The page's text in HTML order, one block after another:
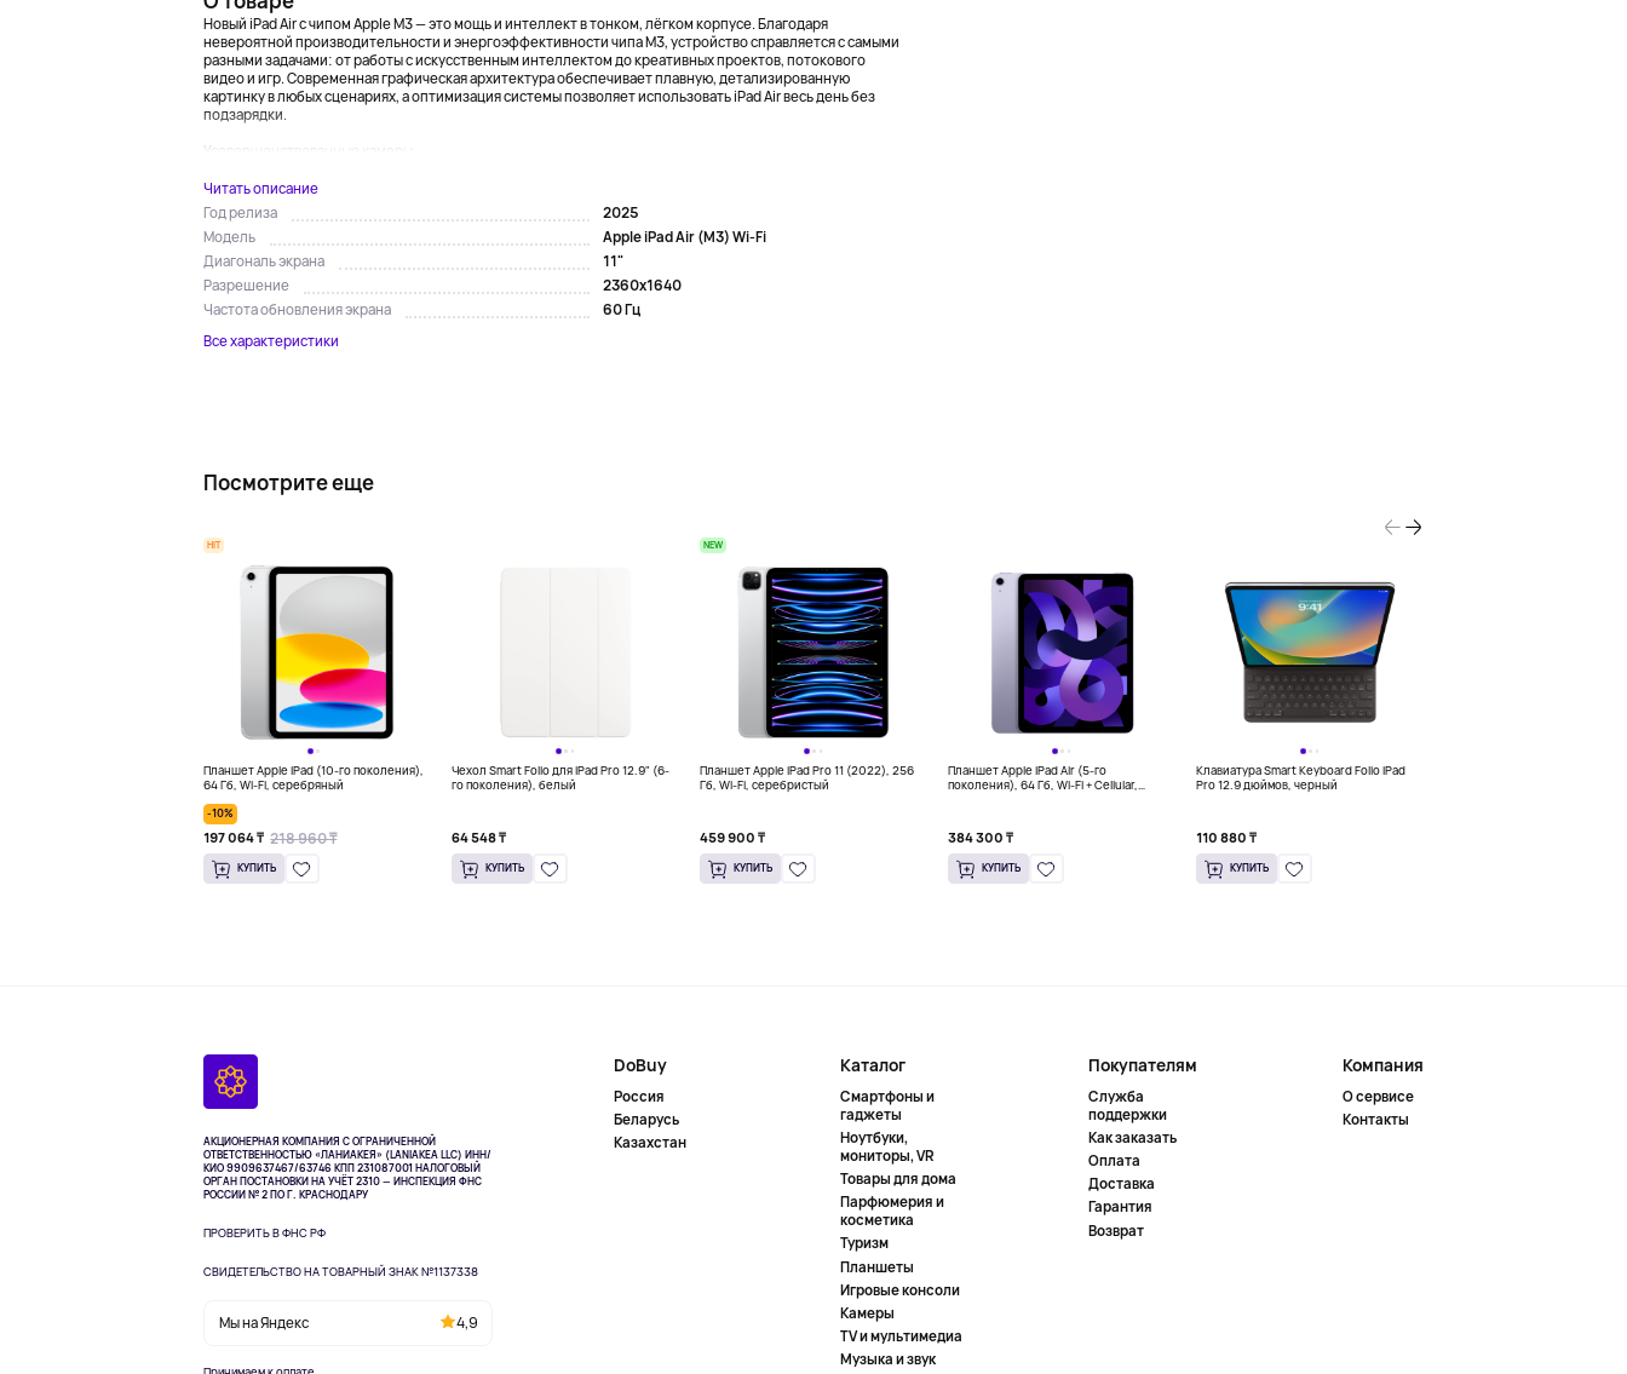
Новый iPad Air с чипом Apple M3 — это мощь и интеллект в тонком, лёгком корпусе. Благодаря
невероятной производительности и энергоэффективности чипа M3, устройство справляется с самыми
разными задачами: от работы с искусственным интеллектом до креативных проектов, потокового
видео и игр. Современная графическая архитектура обеспечивает плавную, детализированную
картинку в любых сценариях, а оптимизация системы позволяет использовать iPad Air весь день без
подзарядки.
Усовершенствованные камеры...
Читать описание
Год релиза
2025
Модель
Apple iPad Air (M3) Wi-Fi
Диагональ экрана
11"
Разрешение
2360x1640
Частота обновления экрана
60 Гц
Все характеристики
Посмотрите еще
HIT
Планшет Apple iPad (10-го поколения),
64 Гб, Wi-Fi, серебряный
-10%
197 064 ₸ 218 960 ₸
КУПИТЬ
Чехол Smart Folio для iPad Pro 12.9" (6-
го поколения), белый
64 548 ₸
КУПИТЬ
NEW
Планшет Apple iPad Pro 11 (2022), 256
Гб, Wi-Fi, серебристый
459 900 ₸
КУПИТЬ
Планшет Apple iPad Air (5-го
поколения), 64 Гб, Wi-Fi + Cellular,
384 300 ₸
КУПИТЬ
Клавиатура Smart Keyboard Folio iPad
Pro 12.9 дюймов, черный
110 880 ₸
КУПИТЬ
АКЦИОНЕРНАЯ КОМПАНИЯ С ОГРАНИЧЕННОЙ
ОТВЕТСТВЕННОСТЬЮ «ЛАНИАКЕЯ» (LANIAKEA LLC) ИНН/
КИО 9909637467/63746 КПП 231087001 НАЛОГОВЫЙ
ОРГАН ПОСТАНОВКИ НА УЧЁТ 2310 — ИНСПЕКЦИЯ ФНС
РОССИИ № 2 ПО Г. КРАСНОДАРУ
ПРОВЕРИТЬ В ФНС РФ
СВИДЕТЕЛЬСТВО НА ТОВАРНЫЙ ЗНАК №1137338
Мы на Яндекс 4,9
DoBuy
Россия
Беларусь
Казахстан
Каталог
Смартфоны и
гаджеты
Ноутбуки,
мониторы, VR
Товары для дома
Парфюмерия и
косметика
Туризм
Планшеты
Игровые консоли
Камеры
TV и мультимедиа
Музыка и звук
Покупателям
Служба
поддержки
Как заказать
Оплата
Доставка
Гарантия
Возврат
Компания
О сервисе
Контакты